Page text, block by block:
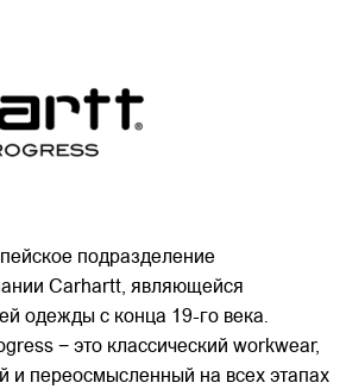
подразделение
Carhartt, являющейся
одежды с конца 19-го века.
− это классический workwear,
и переосмысленный на всех этапах